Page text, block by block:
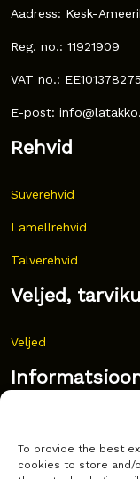
To provide the best
cookies to store and/
Aadress: Kesk-
Reg. no.: 11921909
VAT no.: EE101378275
E-post:
Rehvid
Suverehvid
Lamellrehvid
Talverehvid
Veljed,
Veljed
Korduma kippuvad